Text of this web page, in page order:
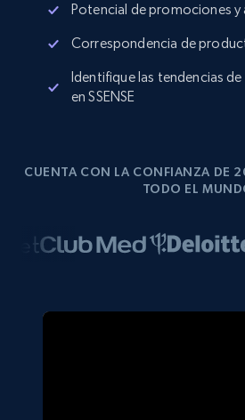
Potencial de promociones y
Correspondencia de
Identifique las tendencias
en SSENSE
CUENTA CON LA CONFIANZA DE
TODO EL